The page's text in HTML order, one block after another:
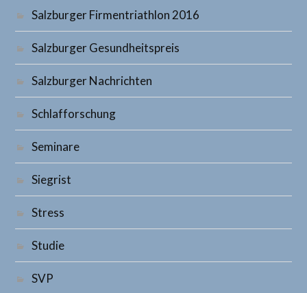
Salzburger Firmentriathlon 2016
Salzburger Gesundheitspreis
Salzburger Nachrichten
Schlafforschung
Seminare
Siegrist
Stress
Studie
SVP